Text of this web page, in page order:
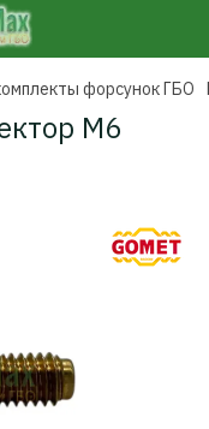
форсунок ГБО
M6